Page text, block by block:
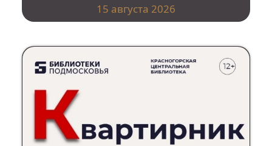
15 августа 2026